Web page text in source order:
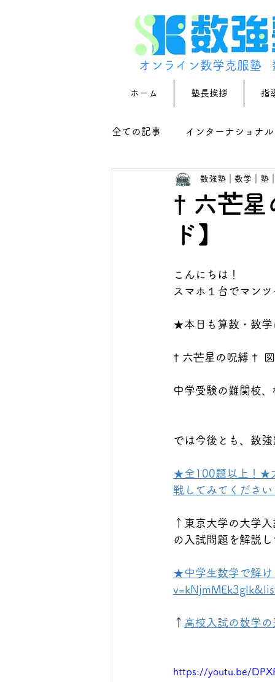
オンライン数学克服塾
ホーム 塾長挨拶 指
全ての記事 インターナショナ
† 六芒星
ド】
数強塾｜数学｜塾
こんにちは！
スマホ１台でマン
★本日も算数・数学
† 六芒星の呪縛 †
中学受験の難関校
では今後とも、数
★全100題以上！★
戦してみてくださ
↑東京大学の大学
の入試問題を解説
★中学生数学で解
↑ 高校入試の数学
https://youtu.be/